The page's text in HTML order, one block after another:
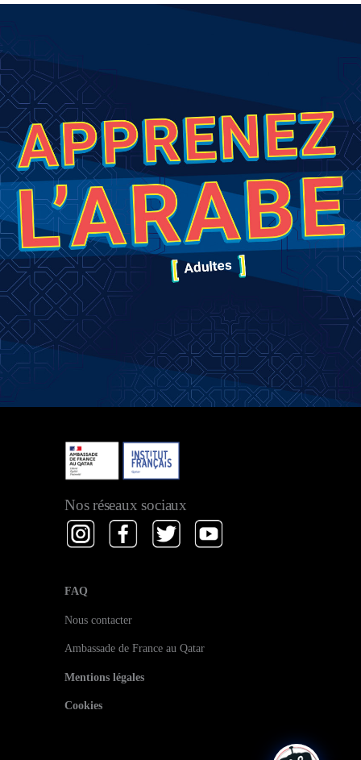
Nos réseaux sociaux
FAQ
Nous contacter
Ambassade de France au Qatar
Mentions légales
Cookies